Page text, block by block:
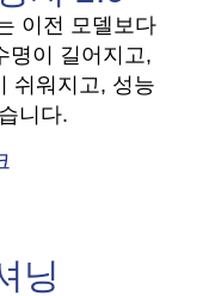
이전 모델보다
명이 길어지고,
쉬워지고, 성능
니다.
닝